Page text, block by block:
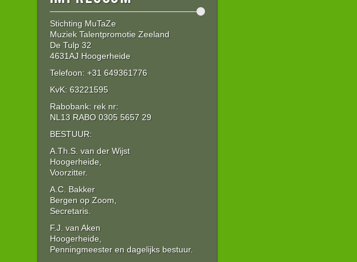
Stichting MuTaZe
Muziek Talentpromotie Zeeland
De Tulp 32
4631AJ Hoogerheide
Telefoon: +31 649361776
KvK: 63221595
Rabobank: rek nr:
NL13 RABO 0305 5657 29
BESTUUR:
A.Th.S. van der Wijst
Hoogerheide,
Voorzitter.
A.C. Bakker
Bergen op Zoom,
Secretaris.
F.J. van Aken
Hoogerheide,
Penningmeester en dagelijks bestuur.